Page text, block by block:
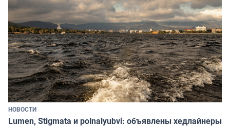
НОВОСТИ
Lumen, Stigmata и polnalyubvi: объявлены хедлайнеры